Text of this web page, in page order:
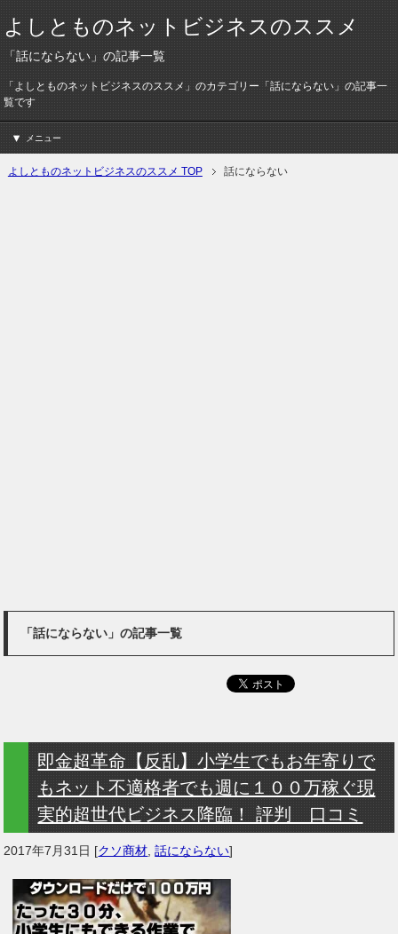
よしとものネットビジネスのススメ
「話にならない」の記事一覧
「よしとものネットビジネスのススメ」のカテゴリー「話にならない」の記事一
覧です
メニュー
よしとものネットビジネスのススメ TOP 話にならない
「話にならない」の記事一覧
即金超革命【反乱】小学生でもお年寄りで
もネット不適格者でも週に１００万稼ぐ現
実的超世代ビジネス降臨！ 評判 口コミ
2017年7月31日 [クソ商材 ,話にならない]